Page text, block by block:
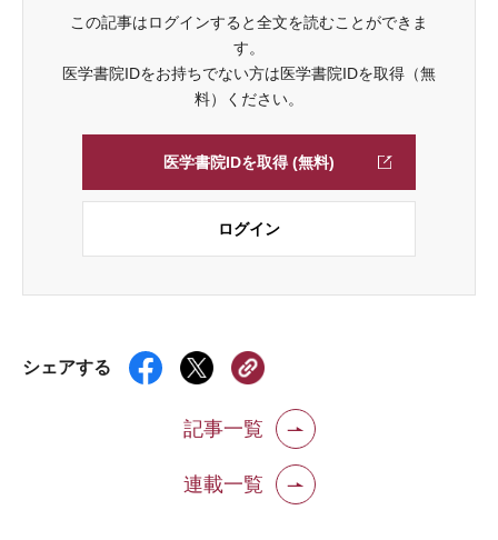
この記事はログインすると全文を読むことができま
す。
医学書院IDをお持ちでない方は医学書院IDを取得（無
料）ください。
医学書院IDを取得 (無料)
ログイン
シェアする
記事一覧
連載一覧